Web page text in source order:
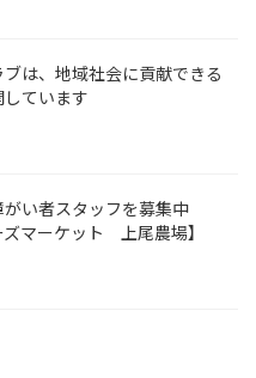
は、地域社会に貢献できる
ています
がい者スタッフを募集中
ズマーケット 上尾農場】